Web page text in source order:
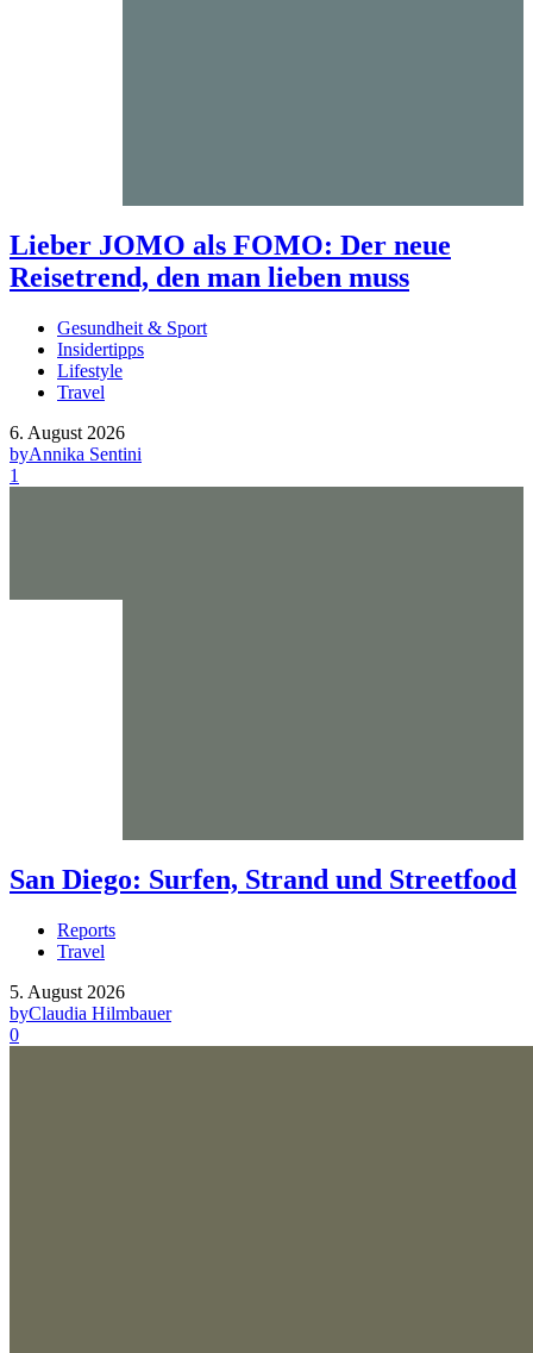
Lieber JOMO als FOMO: Der neue
Reisetrend, den man lieben muss
Gesundheit & Sport
Insidertipps
Lifestyle
Travel
6. August 2026
byAnnika Sentini
1
San Diego: Surfen, Strand und Streetfood
Reports
Travel
5. August 2026
byClaudia Hilmbauer
0